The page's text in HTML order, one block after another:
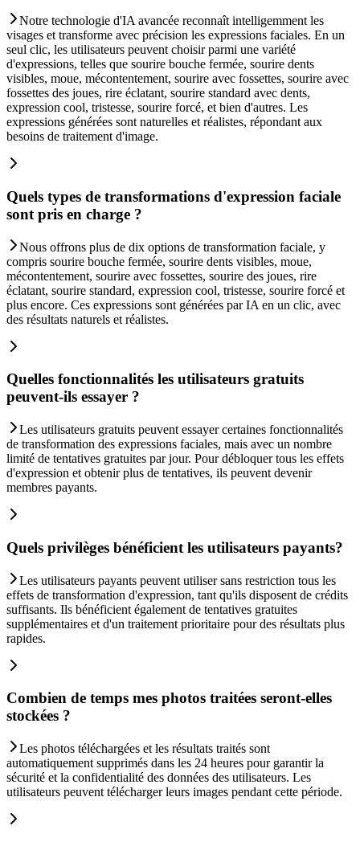
Notre technologie d'IA avancée reconnaît intelligemment les
visages et transforme avec précision les expressions faciales. En un
seul clic, les utilisateurs peuvent choisir parmi une variété
d'expressions, telles que sourire bouche fermée, sourire dents
visibles, moue, mécontentement, sourire avec fossettes, sourire avec
fossettes des joues, rire éclatant, sourire standard avec dents,
expression cool, tristesse, sourire forcé, et bien d'autres. Les
expressions générées sont naturelles et réalistes, répondant aux
besoins de traitement d'image.
Quels types de transformations d'expression faciale
sont pris en charge ?
Nous offrons plus de dix options de transformation faciale, y
compris sourire bouche fermée, sourire dents visibles, moue,
mécontentement, sourire avec fossettes, sourire des joues, rire
éclatant, sourire standard, expression cool, tristesse, sourire forcé et
plus encore. Ces expressions sont générées par IA en un clic, avec
des résultats naturels et réalistes.
Quelles fonctionnalités les utilisateurs gratuits
peuvent-ils essayer ?
Les utilisateurs gratuits peuvent essayer certaines fonctionnalités
de transformation des expressions faciales, mais avec un nombre
limité de tentatives gratuites par jour. Pour débloquer tous les effets
d'expression et obtenir plus de tentatives, ils peuvent devenir
membres payants.
Quels privilèges bénéficient les utilisateurs payants?
Les utilisateurs payants peuvent utiliser sans restriction tous les
effets de transformation d'expression, tant qu'ils disposent de crédits
suffisants. Ils bénéficient également de tentatives gratuites
supplémentaires et d'un traitement prioritaire pour des résultats plus
rapides.
Combien de temps mes photos traitées seront-elles
stockées ?
Les photos téléchargées et les résultats traités sont
automatiquement supprimés dans les 24 heures pour garantir la
sécurité et la confidentialité des données des utilisateurs. Les
utilisateurs peuvent télécharger leurs images pendant cette période.